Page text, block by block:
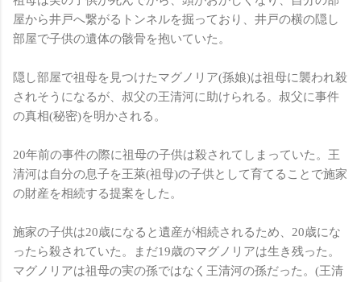
屋から井戸へ繋がるトンネルを掘っており、井戸の横の隠し
部屋で子供の遺体の骸骨を抱いていた。
隠し部屋で祖母を見つけたマグノリア(孫娘)は祖母に襲われ殺
されそうになるが、叔父の王清河に助けられる。叔父に事件
の真相(秘密)を明かされる。
20年前の事件の際に祖母の子供は殺されてしまっていた。王
清河は自分の息子を王萊(祖母)の子供として育てることで施家
の財産を相続する提案をした。
施家の子供は20歳になると遺産が相続されるため、20歳にな
ったら殺されていた。まだ19歳のマグノリアは生き残った。
マグノリアは祖母の実の孫ではなく王清河の孫だった。(王清